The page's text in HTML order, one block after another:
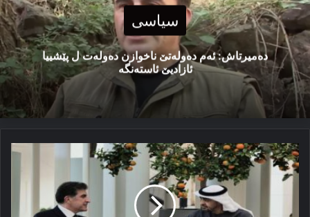
سیاسی
دەمیرتاش: ئەم دەولەتێ ناخوازن دەولەت ل پێشییا
ئازادیێ ئاستەنگە
پەیوەندییێن
هەرێما
کوردستانێ
ئیماراتێ